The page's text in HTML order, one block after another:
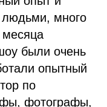
людьми, много
были очень
опытный
по
фотографы,